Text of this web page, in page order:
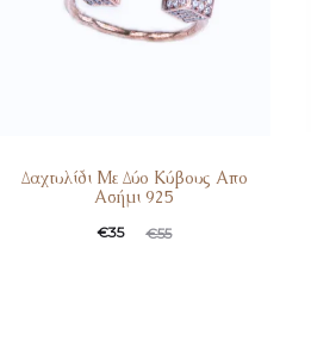
Δαχτυλίδι Με Δύο Κύβους Απο
Ασήμι 925
€55
€35